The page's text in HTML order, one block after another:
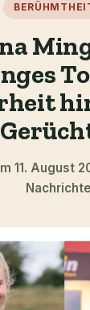
11. August